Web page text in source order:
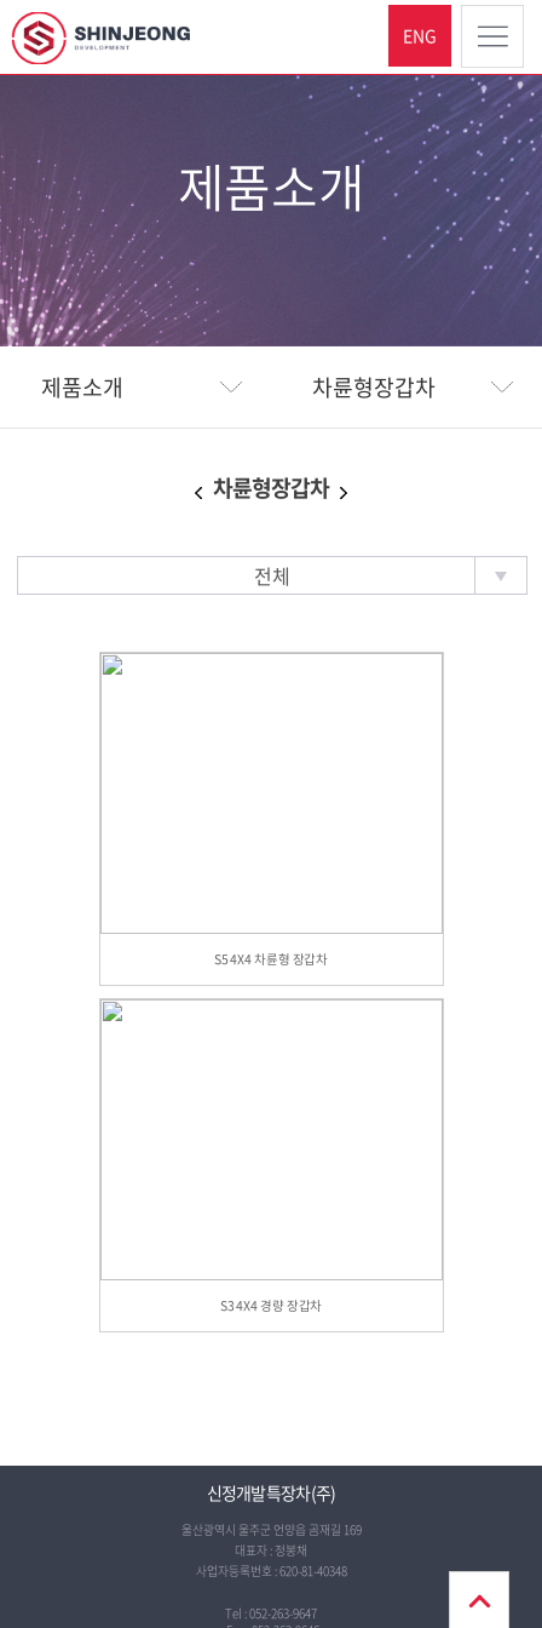
ENG
제품소개
제품소개 차륜형장갑차
차륜형장갑차
전체
S5 4X4 차륜형 장갑차
S3 4X4 경량 장갑차
신정개발특장차(주)
울산광역시 울주군 언양읍 곰재길 169
대표자 : 정봉채
사업자등록번호 : 620-81-40348
Tel : 052-263-9647